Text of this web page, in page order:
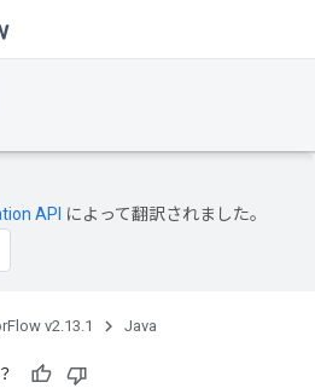
API によって翻訳されました。
v2.13.1 Java